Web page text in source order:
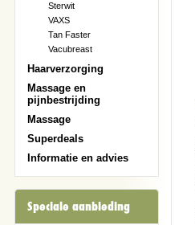
Sterwit
VAXS
Tan Faster
Vacubreast
Haarverzorging
Massage en
pijnbestrijding
Massage
Superdeals
Informatie en advies
Speciale aanbieding